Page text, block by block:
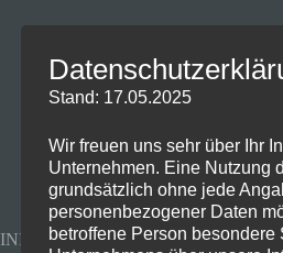
Diese große
INIU Power Bank 20000mAh
Stand: 17.05.2025
Wir freuen uns sehr über Ihr
Unternehmen. Eine Nutzung
grundsätzlich ohne jede
personenbezogener Daten
betroffene Person besondere